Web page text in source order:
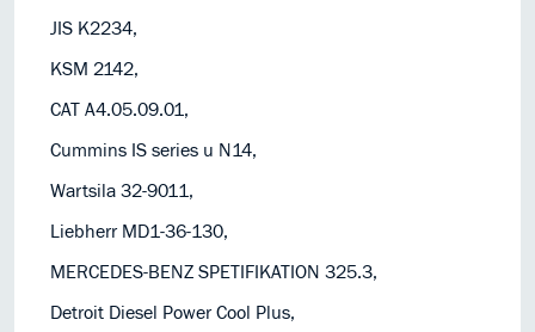
JIS K2234,
KSM 2142,
CAT A4.05.09.01,
Cummins IS series u N14,
Wartsila 32-9011,
Liebherr MD1-36-130,
MERCEDES-BENZ SPETIFIKATION 325.3,
Detroit Diesel Power Cool Plus,